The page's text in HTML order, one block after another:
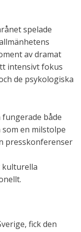
spelade
av dramat
intensivt fokus
de psykologiska
både
en milstolpe
presskonferenser
kulturella
fick den